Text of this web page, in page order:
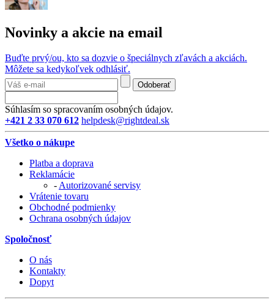
Novinky a akcie na email
Buďte prvý/ou, kto sa dozvie o špeciálnych zľavách a akciách.
Môžete sa kedykoľvek odhlásiť.
Odoberať
Súhlasím so spracovaním osobných údajov.
+421 2 33 070 612 helpdesk@rightdeal.sk
Všetko o nákupe
Platba a doprava
Reklamácie
-Autorizované servisy
Vrátenie tovaru
Obchodné podmienky
Ochrana osobných údajov
Spoločnosť
O nás
Kontakty
Dopyt